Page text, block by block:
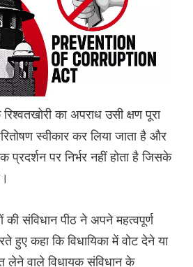
का अपराध उसी क्षण पूरा
स्वीकार कर लिया जाता है और
प्रदर्शन पर निर्भर नहीं होता है जिसके
की संविधान पीठ ने अपने महत्वपूर्ण
हुए कहा कि विधायिका में वोट देने या
लेने वाले विधायक संविधान के